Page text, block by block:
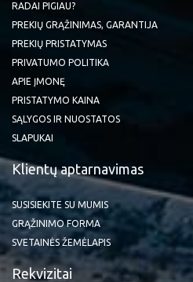
RADAI PIGIAU?
PREKIŲ GRĄŽINIMAS, GARANTIJA
PREKIŲ PRISTATYMAS
PRIVATUMO POLITIKA
APIE ĮMONĘ
PRISTATYMO KAINA
SĄLYGOS IR NUOSTATOS
SLAPUKAI
Klientų aptarnavimas
SUSISIEKITE SU MUMIS
GRĄŽINIMO FORMA
SVETAINĖS ŽEMĖLAPIS
Rekvizitai